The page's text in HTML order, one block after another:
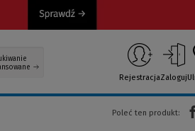
RejestracjaZaloguj
Poleć ten produkt: